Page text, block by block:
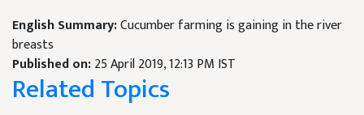
English Summary:Cucumber farming is gaining in the river
breasts
Published on:25 April 2019, 12:13 PM IST
Related Topics